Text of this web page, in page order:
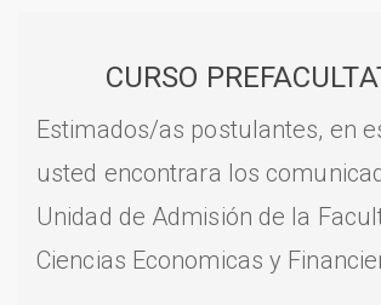
CURSO
Estimados/as postulantes, en
usted encontrara los
Unidad de Admisión de la
Ciencias Economicas y